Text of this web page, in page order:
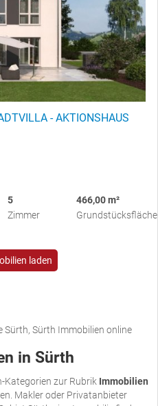
- AKTIONSHAUS
5
Zimmer
466,00 m²
Grundstücksfläche
laden
Sürth Immobilien online
in Sürth
Kategorien zur Rubrik Immobilien
Makler oder Privatanbieter